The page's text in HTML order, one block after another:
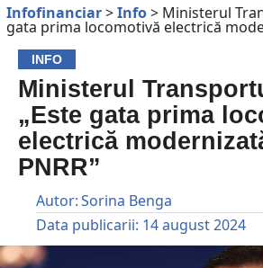
Infofinanciar>Info> Ministerul
gata prima locomotivă electrică
INFO
Ministerul
„Este gata prima
electrică
PNRR”
Autor:Sorina Benga
Data publicarii: 14 august 2024